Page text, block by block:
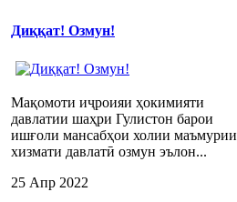
Диққат! Озмун!
Мақомоти иҷроияи ҳокимияти
давлатии шаҳри Гулистон барои
ишғоли мансабҳои холии маъмурии
хизмати давлатӣ озмун эълон...
25 Апр 2022